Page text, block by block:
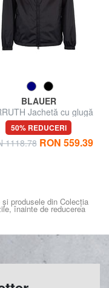
BLAUER
Jachetă cu glugă
50% REDUCERI
1118.78 RON 559.39
produsele din Colecția
înainte de reducerea